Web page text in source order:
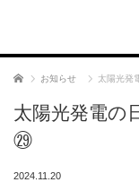
ホーム お知らせ 太陽光発
太陽光発電の
㉙
2024.11.20